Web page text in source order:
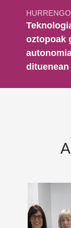
oztopoak
dituenean